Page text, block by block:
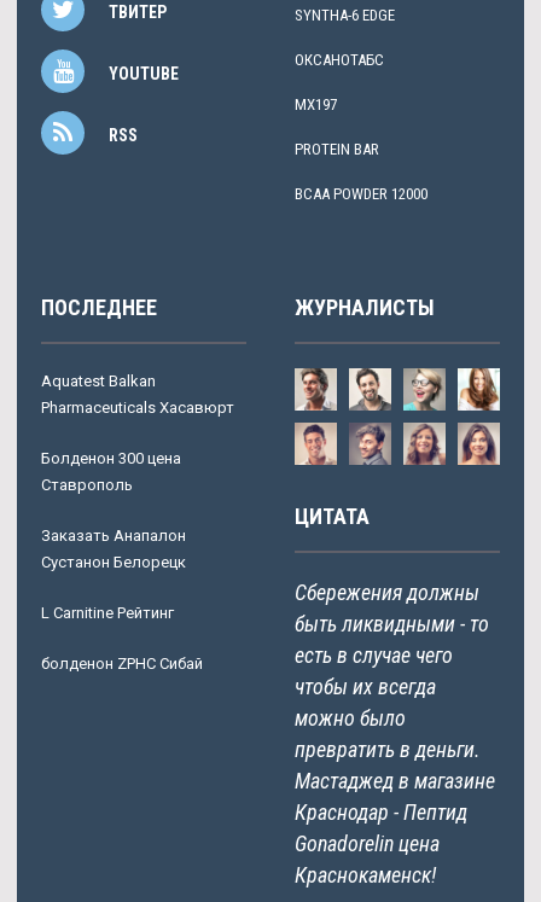
ТВИТЕР
YOUTUBE
RSS
SYNTHA-6 EDGE
ОКСАНОТАБС
MX197
PROTEIN BAR
BCAA POWDER 12000
ПОСЛЕДНЕЕ
Aquatest Balkan
Pharmaceuticals Хасавюрт
Болденон 300 цена
Ставрополь
Заказать Анапалон
Сустанон Белорецк
L Carnitine Рейтинг
болденон ZPHC Сибай
ЖУРНАЛИСТЫ
ЦИТАТА
Сбережения должны
быть ликвидными - то
есть в случае чего
чтобы их всегда
можно было
превратить в деньги.
Мастаджед в магазине
Краснодар - Пептид
Gonadorelin цена
Краснокаменск!